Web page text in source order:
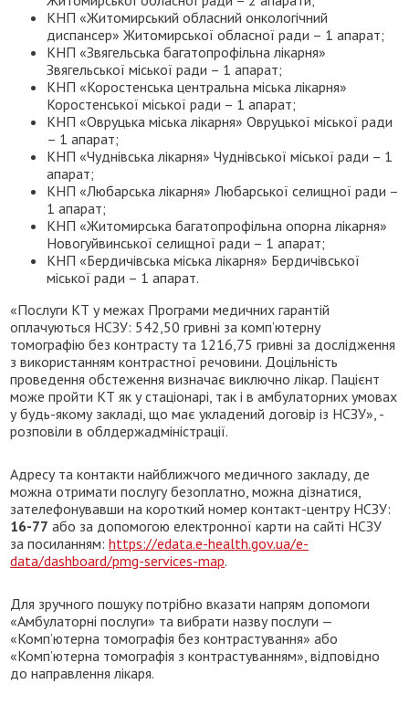
КНП «Житомирський обласний онкологічний
диспансер» Житомирської обласної ради – 1 апарат;
КНП «Звягельська багатопрофільна лікарня»
Звягельської міської ради – 1 апарат;
КНП «Коростенська центральна міська лікарня»
Коростенської міської ради – 1 апарат;
КНП «Овруцька міська лікарня» Овруцької міської ради
– 1 апарат;
КНП «Чуднівська лікарня» Чуднівської міської ради – 1
апарат;
КНП «Любарська лікарня» Любарської селищної ради –
1 апарат;
КНП «Житомирська багатопрофільна опорна лікарня»
Новогуйвинської селищної ради – 1 апарат;
КНП «Бердичівська міська лікарня» Бердичівської
міської ради – 1 апарат.
«Послуги КТ у межах Програми медичних гарантій
оплачуються НСЗУ: 542,50 гривні за комп’ютерну
томографію без контрасту та 1216,75 гривні за дослідження
з використанням контрастної речовини. Доцільність
проведення обстеження визначає виключно лікар. Пацієнт
може пройти КТ як у стаціонарі, так і в амбулаторних умовах
у будь-якому закладі, що має укладений договір із НСЗУ», -
розповіли в облдержадміністрації.
Адресу та контакти найближчого медичного закладу, де
можна отримати послугу безоплатно, можна дізнатися,
зателефонувавши на короткий номер контакт-центру НСЗУ:
16-77 або за допомогою електронної карти на сайті НСЗУ
за посиланням:https://edata.e-health.gov.ua/e-
data/dashboard/pmg-services-map.
Для зручного пошуку потрібно вказати напрям допомоги
«Амбулаторні послуги» та вибрати назву послуги —
«Комп’ютерна томографія без контрастування» або
«Комп’ютерна томографія з контрастуванням», відповідно
до направлення лікаря.